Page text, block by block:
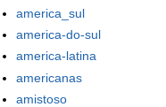
america_sul
america-do-sul
america-latina
americanas
amistoso